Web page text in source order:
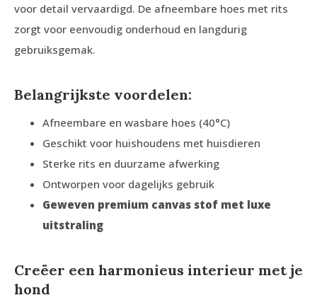
voor detail vervaardigd. De afneembare hoes met rits
zorgt voor eenvoudig onderhoud en langdurig
gebruiksgemak.
Belangrijkste voordelen:
Afneembare en wasbare hoes (40°C)
Geschikt voor huishoudens met huisdieren
Sterke rits en duurzame afwerking
Ontworpen voor dagelijks gebruik
Geweven premium canvas stof met luxe
uitstraling
Creëer een harmonieus interieur met je
hond